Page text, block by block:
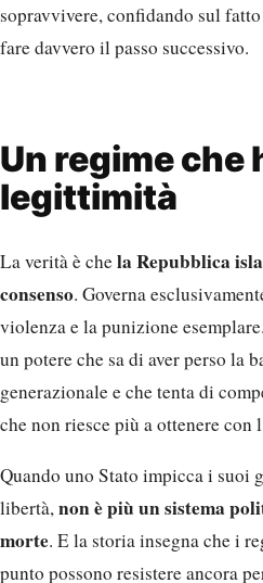
sopravvivere, confidando sul
fare davvero il passo successivo.
Un regime che
legittimità
La verità è chela Repubblica
consenso. Governa
violenza e la punizione
un potere che sa di aver perso la
generazionale e che tenta di
che non riesce più a ottenere con
Quando uno Stato impicca i suoi
libertà,non è più un sistema
morte. E la storia insegna che i
punto possono resistere ancora